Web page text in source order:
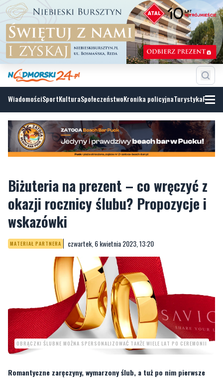
WiadomościSportKulturaSpołeczeństwoKronika policyjnaTurystyka
Biżuteria na prezent – co wręczyć z
okazji rocznicy ślubu? Propozycje i
wskazówki
MATERIAŁ PARTNERA czwartek, 6 kwietnia 2023, 13:20
OBRĄCZKI ŚLUBNE MOŻNA SPERSONALIZOWAĆ TAKŻE WIELE LAT PO CEREMONII
Romantyczne zaręczyny, wymarzony ślub, a tuż po nim pierwsze